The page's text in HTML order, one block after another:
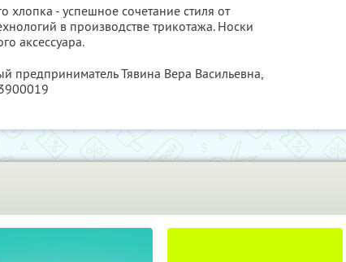
хлопка - успешное сочетание стиля от
в производстве трикотажа. Носки
аксессуара.
предприниматель Тявина Вера Васильевна,